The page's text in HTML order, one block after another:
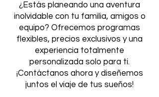
¿Estás planeando una aventura
inolvidable con tu familia, amigos o
equipo? Ofrecemos programas
flexibles, precios exclusivos y una
experiencia totalmente
personalizada solo para ti.
¡Contáctanos ahora y diseñemos
juntos el viaje de tus sueños!